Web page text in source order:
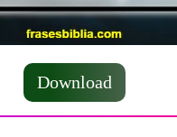
Download